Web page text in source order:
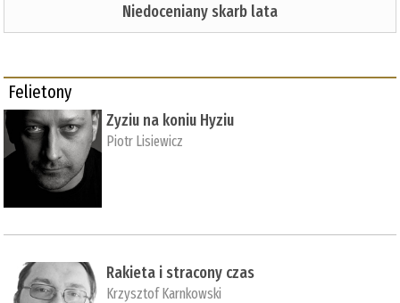
Niedoceniany skarb lata
Felietony
Zyziu na koniu Hyziu
Piotr Lisiewicz
Rakieta i stracony czas
Krzysztof Karnkowski